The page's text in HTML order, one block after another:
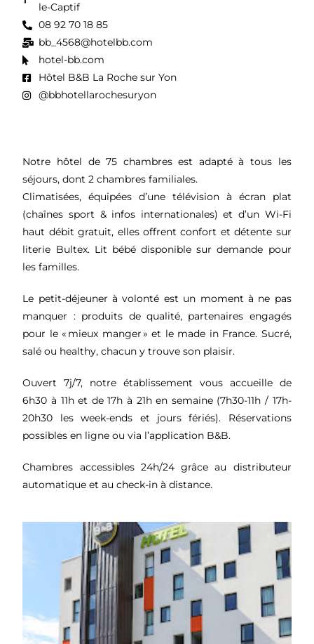
le-Captif
08 92 70 18 85
bb_4568@hotelbb.com
hotel-bb.com
Hôtel B&B La Roche sur Yon
@bbhotellarochesuryon
Notre hôtel de 75 chambres est adapté à tous les
séjours, dont 2 chambres familiales.
Climatisées, équipées d’une télévision à écran plat
(chaînes sport & infos internationales) et d’un Wi-Fi
haut débit gratuit, elles offrent confort et détente sur
literie Bultex. Lit bébé disponible sur demande pour
les familles.
Le petit-déjeuner à volonté est un moment à ne pas
manquer : produits de qualité, partenaires engagés
pour le « mieux manger » et le made in France. Sucré,
salé ou healthy, chacun y trouve son plaisir.
Ouvert 7j/7, notre établissement vous accueille de
6h30 à 11h et de 17h à 21h en semaine (7h30-11h / 17h-
20h30 les week-ends et jours fériés). Réservations
possibles en ligne ou via l’application B&B.
Chambres accessibles 24h/24 grâce au distributeur
automatique et au check-in à distance.